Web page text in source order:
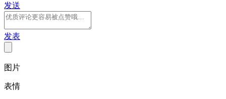
发送
发表
图片
表情